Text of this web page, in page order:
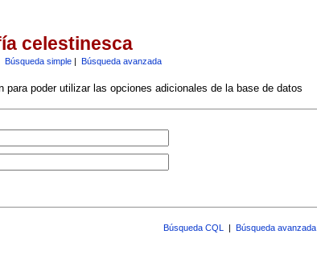
celestinesca
Búsqueda simple| Búsqueda avanzada
para poder utilizar las opciones adicionales de la base de datos
Búsqueda CQL | Búsqueda avanzada